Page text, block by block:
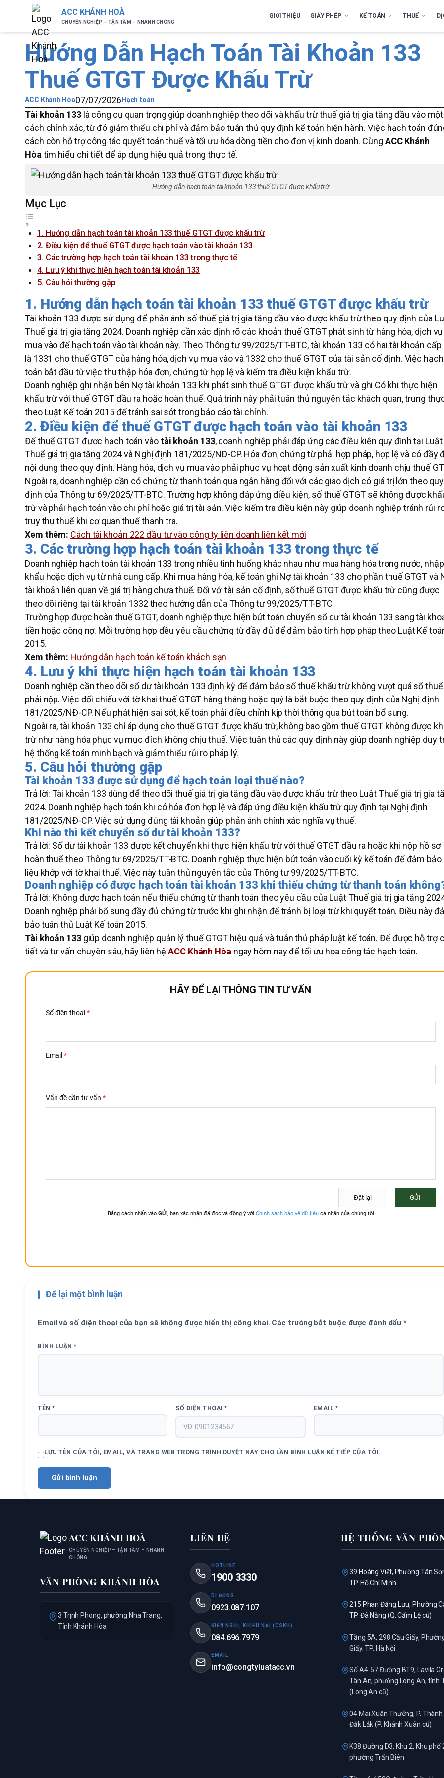
ACC KHÁNH HOÀ
CHUYÊN NGHIỆP – TẬN TÂM – NHANH CHÓNG
GIỚI THIỆU GIẤY PHÉP KẾ TOÁN THUẾ
Hướng Dẫn Hạch Toán Tài Khoản 133
Thuế GTGT Được Khấu Trừ
ACC Khánh Hòa07/07/2026 Hạch toán
Tài khoản 133là công cụ quan trọng giúp doanh nghiệp theo dõi và khấu trừ thuế giá trị gia tăng đầu vào một
cách chính xác, từ đó giảm thiểu chi phí và đảm bảo tuân thủ quy định kế toán hiện hành. Việc hạch toán
cách còn hỗ trợ công tác quyết toán thuế và tối ưu hóa dòng tiền cho đơn vị kinh doanh. Cùng ACC Khánh
Hòa tìm hiểu chi tiết để áp dụng hiệu quả trong thực tế.
Hướng dẫn hạch toán tài khoản 133 thuế GTGT được khấu trừ
Mục Lục
1. Hướng dẫn hạch toán tài khoản 133 thuế GTGT được khấu trừ
2. Điều kiện để thuế GTGT được hạch toán vào tài khoản 133
3. Các trường hợp hạch toán tài khoản 133 trong thực tế
4. Lưu ý khi thực hiện hạch toán tài khoản 133
5. Câu hỏi thường gặp
1. Hướng dẫn hạch toán tài khoản 133 thuế GTGT được khấu trừ
Tài khoản 133 được sử dụng để phản ánh số thuế giá trị gia tăng đầu vào được khấu trừ theo quy định của
Thuế giá trị gia tăng 2024. Doanh nghiệp cần xác định rõ các khoản thuế GTGT phát sinh từ hàng hóa, dịch vụ
mua vào để hạch toán vào tài khoản này. Theo Thông tư 99/2025/TT-BTC, tài khoản 133 có hai tài khoản cấp
là 1331 cho thuế GTGT của hàng hóa, dịch vụ mua vào và 1332 cho thuế GTGT của tài sản cố định. Việc hạch
toán bắt đầu từ việc thu thập hóa đơn, chứng từ hợp lệ và kiểm tra điều kiện khấu trừ.
Doanh nghiệp ghi nhận bên Nợ tài khoản 133 khi phát sinh thuế GTGT được khấu trừ và ghi Có khi thực hiện
khấu trừ với thuế GTGT đầu ra hoặc hoàn thuế. Quá trình này phải tuân thủ nguyên tắc khách quan, trung
theo Luật Kế toán 2015 để tránh sai sót trong báo cáo tài chính.
2. Điều kiện để thuế GTGT được hạch toán vào tài khoản 133
Để thuế GTGT được hạch toán vàotài khoản 133, doanh nghiệp phải đáp ứng các điều kiện quy định tại Luật
Thuế giá trị gia tăng 2024 và Nghị định 181/2025/NĐ-CP. Hóa đơn, chứng từ phải hợp pháp, hợp lệ và có đầy
nội dung theo quy định. Hàng hóa, dịch vụ mua vào phải phục vụ hoạt động sản xuất kinh doanh chịu thuế
Ngoài ra, doanh nghiệp cần có chứng từ thanh toán qua ngân hàng đối với các giao dịch có giá trị lớn theo quy
định của Thông tư 69/2025/TT-BTC. Trường hợp không đáp ứng điều kiện, số thuế GTGT sẽ không được
trừ và phải hạch toán vào chi phí hoặc giá trị tài sản. Việc kiểm tra điều kiện này giúp doanh nghiệp tránh rủi
truy thu thuế khi cơ quan thuế thanh tra.
Xem thêm: Cách tài khoản 222 đầu tư vào công ty liên doanh liên kết mới
3. Các trường hợp hạch toán tài khoản 133 trong thực tế
Doanh nghiệp hạch toán tài khoản 133 trong nhiều tình huống khác nhau như mua hàng hóa trong nước, nhập
khẩu hoặc dịch vụ từ nhà cung cấp. Khi mua hàng hóa, kế toán ghi Nợ tài khoản 133 cho phần thuế GTGT và
tài khoản liên quan về giá trị hàng chưa thuế. Đối với tài sản cố định, số thuế GTGT được khấu trừ cũng được
theo dõi riêng tại tài khoản 1332 theo hướng dẫn của Thông tư 99/2025/TT-BTC.
Trường hợp được hoàn thuế GTGT, doanh nghiệp thực hiện bút toán chuyển số dư tài khoản 133 sang tài
tiền hoặc công nợ. Mỗi trường hợp đều yêu cầu chứng từ đầy đủ để đảm bảo tính hợp pháp theo Luật Kế
2015.
Xem thêm: Hướng dẫn hạch toán kế toán khách sạn
4. Lưu ý khi thực hiện hạch toán tài khoản 133
Doanh nghiệp cần theo dõi số dư tài khoản 133 định kỳ để đảm bảo số thuế khấu trừ không vượt quá số thuế
phải nộp. Việc đối chiếu với tờ khai thuế GTGT hàng tháng hoặc quý là bắt buộc theo quy định của Nghị định
181/2025/NĐ-CP. Nếu phát hiện sai sót, kế toán phải điều chỉnh kịp thời thông qua bút toán bổ sung.
Ngoài ra, tài khoản 133 chỉ áp dụng cho thuế GTGT được khấu trừ, không bao gồm thuế GTGT không được
trừ như hàng hóa phục vụ mục đích không chịu thuế. Việc tuân thủ các quy định này giúp doanh nghiệp duy
hệ thống kế toán minh bạch và giảm thiểu rủi ro pháp lý.
5. Câu hỏi thường gặp
Tài khoản 133 được sử dụng để hạch toán loại thuế nào?
Trả lời: Tài khoản 133 dùng để theo dõi thuế giá trị gia tăng đầu vào được khấu trừ theo Luật Thuế giá trị gia
2024. Doanh nghiệp hạch toán khi có hóa đơn hợp lệ và đáp ứng điều kiện khấu trừ quy định tại Nghị định
181/2025/NĐ-CP. Việc sử dụng đúng tài khoản giúp phản ánh chính xác nghĩa vụ thuế.
Khi nào thì kết chuyển số dư tài khoản 133?
Trả lời: Số dư tài khoản 133 được kết chuyển khi thực hiện khấu trừ với thuế GTGT đầu ra hoặc khi nộp hồ sơ
hoàn thuế theo Thông tư 69/2025/TT-BTC. Doanh nghiệp thực hiện bút toán vào cuối kỳ kế toán để đảm bảo
liệu khớp với tờ khai thuế. Việc này tuân thủ nguyên tắc của Thông tư 99/2025/TT-BTC.
Doanh nghiệp có được hạch toán tài khoản 133 khi thiếu chứng từ thanh toán
Trả lời: Không được hạch toán nếu thiếu chứng từ thanh toán theo yêu cầu của Luật Thuế giá trị gia tăng
Doanh nghiệp phải bổ sung đầy đủ chứng từ trước khi ghi nhận để tránh bị loại trừ khi quyết toán. Điều này
bảo tuân thủ Luật Kế toán 2015.
Tài khoản 133giúp doanh nghiệp quản lý thuế GTGT hiệu quả và tuân thủ pháp luật kế toán. Để được hỗ trợ
tiết và tư vấn chuyên sâu, hãy liên hệACC Khánh Hòa ngay hôm nay để tối ưu hóa công tác hạch toán.
HÃY ĐỂ LẠI THÔNG TIN TƯ VẤN
Để lại một bình luận
Email và số điện thoại của bạn sẽ không được hiển thị công khai. Các trường bắt buộc được đánh dấu*
BÌNH LUẬN*
TÊN* SỐ ĐIỆN THOẠI* EMAIL*
LƯU TÊN CỦA TÔI, EMAIL, VÀ TRANG WEB TRONG TRÌNH DUYỆT NÀY CHO LẦN BÌNH LUẬN KẾ TIẾP CỦA TÔI.
ACC KHÁNH HOÀ
CHUYÊN NGHIỆP – TẬN TÂM – NHANH
CHÓNG
VĂN PHÒNG KHÁNH HÒA
3 Trịnh Phong, phường Nha Trang,
Tỉnh Khánh Hòa
LIÊN HỆ
HOTLINE
1900 3330
DI ĐỘNG
0923.087.107
KIẾN NGHỊ, KHIẾU NẠI (CSKH)
084.696.7979
EMAIL
info@congtyluatacc.vn
HỆ THỐNG VĂN
39 Hoàng Việt, Phường Tân
TP. Hồ Chí Minh
215 Phan Đăng Lưu, Phường
TP. Đà Nẵng (Q. Cẩm Lệ cũ)
Tầng 5A, 298 Cầu Giấy,
Giấy, TP. Hà Nội
Số A4-57 Đường BT9, Lavila
Tân An, phường Long An, tỉnh
(Long An cũ)
04 Mai Xuân Thưởng, P. Thành
Đắk Lắk (P. Khánh Xuân cũ)
K38 Đường D3, Khu 2, Khu phố
phường Trấn Biên